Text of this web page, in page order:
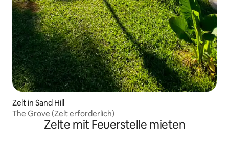
Zelt in Sand Hill
The Grove (Zelt erforderlich)
Zelte mit Feuerstelle mieten